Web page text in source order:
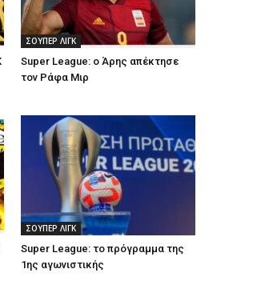
ΣΟΥΠΕΡ ΛΙΓΚ
Super League: ο Άρης απέκτησε
τον Ράφα Μιρ
ΣΟΥΠΕΡ ΛΙΓΚ
Super League: το πρόγραμμα της
1ης αγωνιστικής